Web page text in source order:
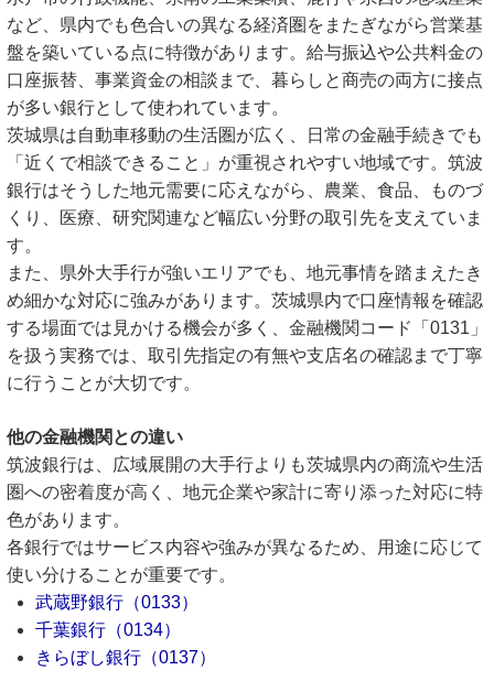
など、県内でも色合いの異なる経済圏をまたぎながら営業基
盤を築いている点に特徴があります。給与振込や公共料金の
口座振替、事業資金の相談まで、暮らしと商売の両方に接点
が多い銀行として使われています。
茨城県は自動車移動の生活圏が広く、日常の金融手続きでも
「近くで相談できること」が重視されやすい地域です。筑波
銀行はそうした地元需要に応えながら、農業、食品、ものづ
くり、医療、研究関連など幅広い分野の取引先を支えていま
す。
また、県外大手行が強いエリアでも、地元事情を踏まえたき
め細かな対応に強みがあります。茨城県内で口座情報を確認
する場面では見かける機会が多く、金融機関コード「0131」
を扱う実務では、取引先指定の有無や支店名の確認まで丁寧
に行うことが大切です。
他の金融機関との違い
筑波銀行は、広域展開の大手行よりも茨城県内の商流や生活
圏への密着度が高く、地元企業や家計に寄り添った対応に特
色があります。
各銀行ではサービス内容や強みが異なるため、用途に応じて
使い分けることが重要です。
武蔵野銀行（0133）
千葉銀行（0134）
きらぼし銀行（0137）